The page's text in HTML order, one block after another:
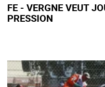
FE - VERGNE VEUT
PRESSION